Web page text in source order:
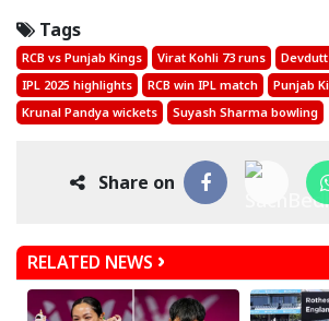
Tags
RCB vs Punjab Kings Virat Kohli 73 runs
IPL 2025 highlights
RCB win IPL match
Punjab
Krunal Pandya wickets
Suyash Sharma bowling
Share on
RELATED NEWS